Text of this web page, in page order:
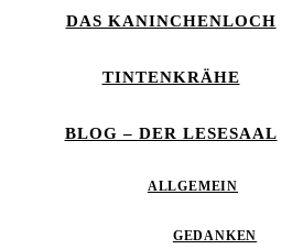
DAS KANINCHENLOCH
TINTENKRÄHE
BLOG – DER LESESAAL
ALLGEMEIN
GEDANKEN